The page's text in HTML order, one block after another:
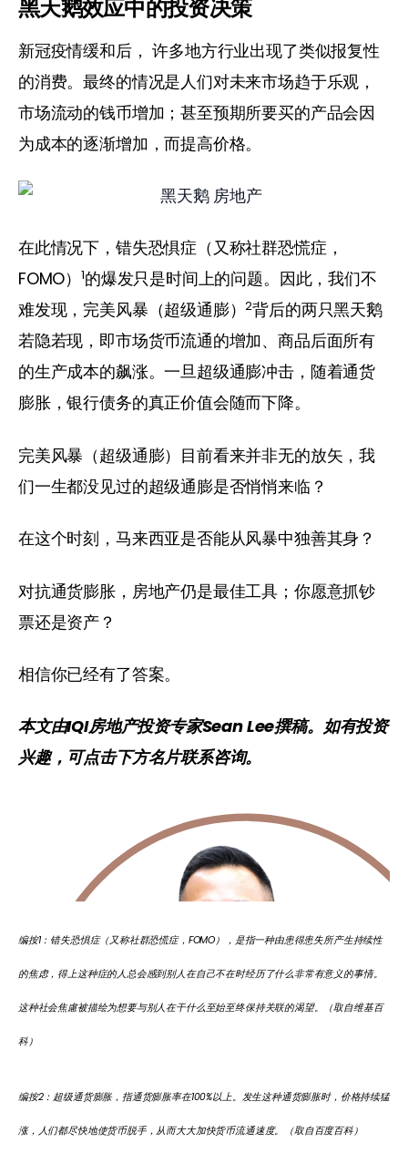
黑天鹅效应中的投资决策
新冠疫情缓和后， 许多地方行业出现了类似报复性
的消费。最终的情况是人们对未来市场趋于乐观，
市场流动的钱币增加；甚至预期所要买的产品会因
为成本的逐渐增加，而提高价格。
在此情况下，错失恐惧症（又称社群恐慌症，
FOMO）1的爆发只是时间上的问题。因此，我们不
难发现，完美风暴（超级通膨）2背后的两只黑天鹅
若隐若现，即市场货币流通的增加、商品后面所有
的生产成本的飙涨。一旦超级通膨冲击，随着通货
膨胀，银行债务的真正价值会随而下降。
完美风暴（超级通膨）目前看来并非无的放矢，我
们一生都没见过的超级通膨是否悄悄来临？
在这个时刻，马来西亚是否能从风暴中独善其身？
对抗通货膨胀，房地产仍是最佳工具；你愿意抓钞
票还是资产？
相信你已经有了答案。
本文由IQI房地产投资专家Sean Lee撰稿。如有投资
兴趣，可点击下方名片联系咨询。
编按1：错失恐惧症（又称社群恐慌症， FOMO），是指一种由患得患失所产生持续性
的焦虑，得上这种症的人总会感到别人在自己不在时经历了什么非常有意义的事情。
这种社会焦慮被描绘为想要与别人在干什么至始至终保持关联的渴望。（取自维基百
科）
编按2：超级通货膨胀，指通货膨胀率在100%以上。发生这种通货膨胀时，价格持续猛
涨，人们都尽快地使货币脱手，从而大大加快货币流通速度。（取自百度百科）